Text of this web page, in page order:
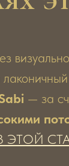
— за
ЭТОЙ